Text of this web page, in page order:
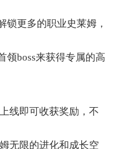
锁更多的职业史莱姆，
领boss来获得专属的高
线即可收获奖励，不
无限的进化和成长空